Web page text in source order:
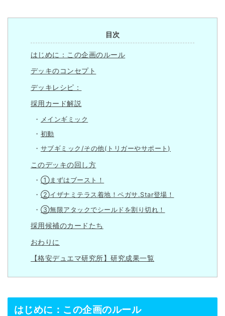
目次
はじめに：この企画のルール
デッキのコンセプト
デッキレシピ：
採用カード解説
メインギミック
初動
サブギミック/その他(トリガーやサポート)
このデッキの回し方
①まずはブースト！
②イザナミテラス着地！ペガサ.Star登場！
③無限アタックでシールドを割り切れ！
採用候補のカードたち
おわりに
【格安デュエマ研究所】研究成果一覧
はじめに：この企画のルール